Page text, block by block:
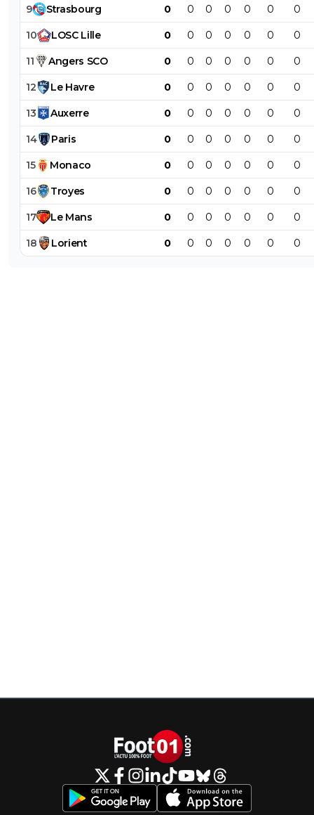
9 Strasbourg 0 0 0 0 0 0 0
10 LOSC Lille 0 0 0 0 0 0 0
11 Angers SCO 0 0 0 0 0 0 0
12 Le Havre 0 0 0 0 0 0 0
13 Auxerre 0 0 0 0 0 0 0
14 Paris 0 0 0 0 0 0 0
15 Monaco 0 0 0 0 0 0 0
16 Troyes 0 0 0 0 0 0 0
17 Le Mans 0 0 0 0 0 0 0
18 Lorient 0 0 0 0 0 0 0